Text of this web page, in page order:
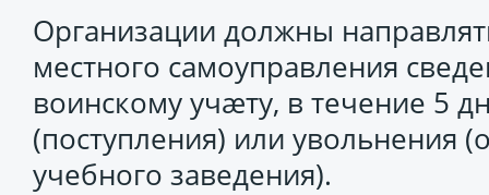
Организации должны
местного самоуправления
воинскому учæту, в течение 5
(поступления) или увольнения
учебного заведения).